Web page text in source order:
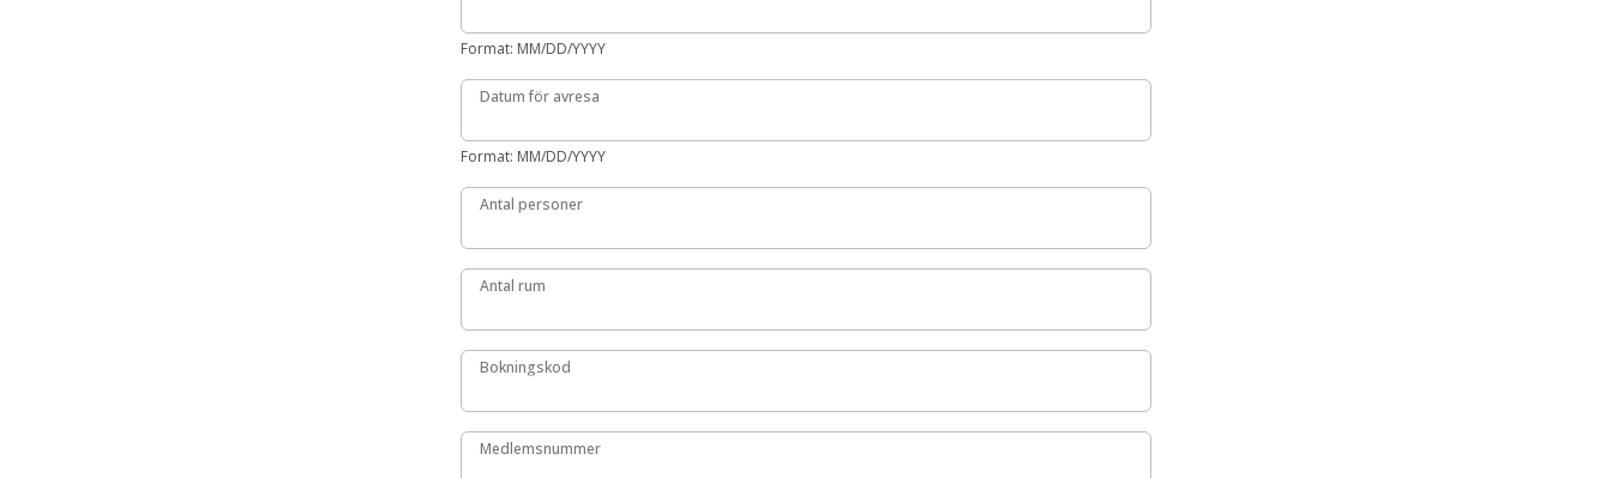
Format: MM/DD/YYYY
Datum för avresa
Datum för avresa
Format: MM/DD/YYYY
Antal personer
Antal personer
Antal rum
Antal rum
Bokningskod
Bokningskod
Medlemsnummer
Medlemsnummer